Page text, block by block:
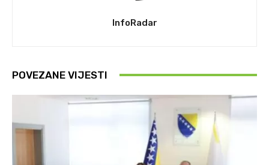
InfoRadar
POVEZANE VIJESTI